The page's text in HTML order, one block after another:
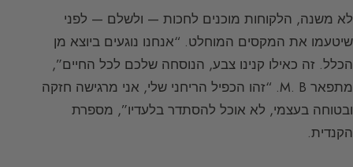
לא משנה, הלקוחות מוכנים לחכות — ולשלם — לפני
שיטעמו את המקסים המוחלט. “אנחנו נוגעים ביוצא מן
הכלל. זה כאילו קנינו צבע, הנוסחה שלכם לכל החיים”,
מתפאר M. B. “זהו הכפיל הריחני שלי, אני מרגישה חזקה
ובטוחה בעצמי, לא אוכל להסתדר בלעדיו”, מספרת
הקנדית.